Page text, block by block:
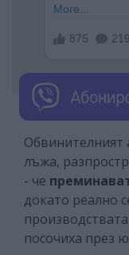
Обвинителният
лъжа,
- че
докато реално
посочиха през